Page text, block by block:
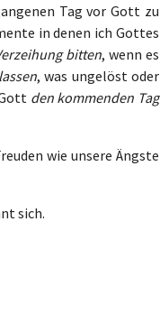
Tag vor Gott zu
in denen ich Gottes
bitten, wenn es
, was ungelöst oder
den kommenden Tag
wie unsere Ängste
sich.